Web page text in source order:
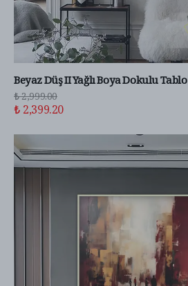
Beyaz Düş II Yağlı Boya Dokulu Tablo
₺ 2,999.00
₺ 2,399.20